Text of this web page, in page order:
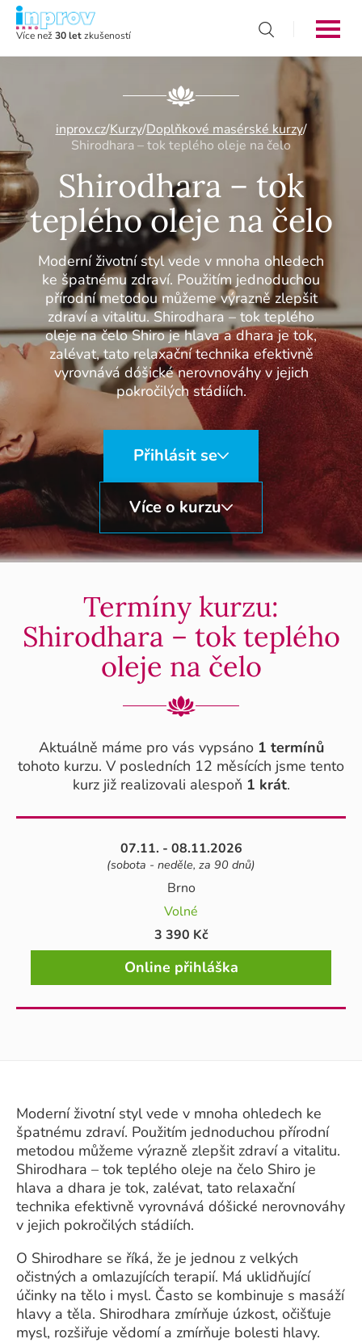
Více než30 letzkušeností
inprov.cz/Kurzy/Doplňkové masérské kurzy/
Shirodhara – tok teplého oleje na čelo
Shirodhara – tok
teplého oleje na čelo
Moderní životní styl vede v mnoha ohledech
ke špatnému zdraví. Použitím jednoduchou
přírodní metodou můžeme výrazně zlepšit
zdraví a vitalitu. Shirodhara – tok teplého
oleje na čelo Shiro je hlava a dhara je tok,
zalévat, tato relaxační technika efektivně
vyrovnává dóšické nerovnováhy v jejich
pokročilých stádiích.
Přihlásit se
Více o kurzu
Termíny kurzu:
Shirodhara – tok teplého
oleje na čelo
Aktuálně máme pro vás vypsáno 1 termínů
tohoto kurzu. V posledních 12 měsících jsme tento
kurz již realizovali alespoň 1 krát.
07.11. - 08.11.2026
(sobota - neděle, za 90 dnů)
Brno
Volné
3 390 Kč
Online přihláška
Moderní životní styl vede v mnoha ohledech ke
špatnému zdraví. Použitím jednoduchou přírodní
metodou můžeme výrazně zlepšit zdraví a vitalitu.
Shirodhara – tok teplého oleje na čelo Shiro je
hlava a dhara je tok, zalévat, tato relaxační
technika efektivně vyrovnává dóšické nerovnováhy
v jejich pokročilých stádiích.
O Shirodhare se říká, že je jednou z velkých
očistných a omlazujících terapií. Má uklidňující
účinky na tělo i mysl. Často se kombinuje s masáží
hlavy a těla. Shirodhara zmírňuje úzkost, očišťuje
mysl, rozšiřuje vědomí a zmírňuje bolesti hlavy.